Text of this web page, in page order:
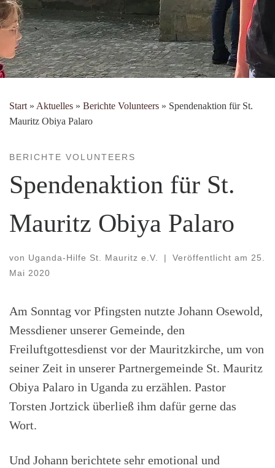
Start » Aktuelles » Berichte Volunteers » Spendenaktion für St.
Mauritz Obiya Palaro
BERICHTE VOLUNTEERS
Spendenaktion für St.
Mauritz Obiya Palaro
von Uganda-Hilfe St. Mauritz e.V. | Veröffentlicht am 25.
Mai 2020
Am Sonntag vor Pfingsten nutzte Johann Osewold,
Messdiener unserer Gemeinde, den
Freiluftgottesdienst vor der Mauritzkirche, um von
seiner Zeit in unserer Partnergemeinde St. Mauritz
Obiya Palaro in Uganda zu erzählen. Pastor
Torsten Jortzick überließ ihm dafür gerne das
Wort.
Und Johann berichtete sehr emotional und